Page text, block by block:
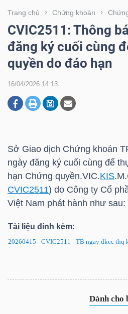
Trang chủ Chứng khoán
CVIC2511: Thông
đăng ký cuối cùng
quyền do đáo hạn
16/04/2026 14:13
Sở Giao dịch Chứng khoán
ngày đăng ký cuối cùng để
hạn Chứng quyền.VIC.KIS
CVIC2511) do Công ty Cổ
Việt Nam phát hành như sau:
Tài liệu đính kèm:
20260415 - CVIC2511 - TB ngay dkcc thq
CHỨNG
KHOÁN
DOANH
BẤT
TÀI